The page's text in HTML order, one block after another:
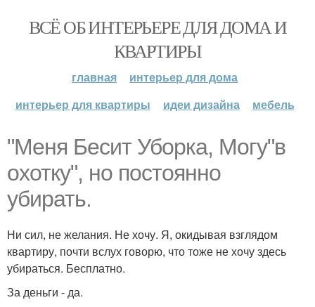
ВСЁ ОБ ИНТЕРЬЕРЕ ДЛЯ ДОМА И
КВАРТИРЫ
главная
интерьер для дома
интерьер для квартиры
идеи дизайна мебель
"Меня Бесит Уборка, Могу"в
охотку", но постоянно
убирать.
Ни сил, не желания. Не хочу. Я, окидывая взглядом
квартиру, почти вслух говорю, что тоже не хочу здесь
убираться. Бесплатно.
За деньги - да.